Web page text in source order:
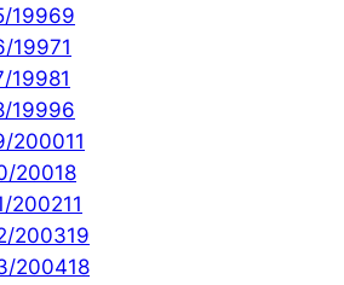
19969
19971
19981
19996
200011
20018
200211
200319
200418